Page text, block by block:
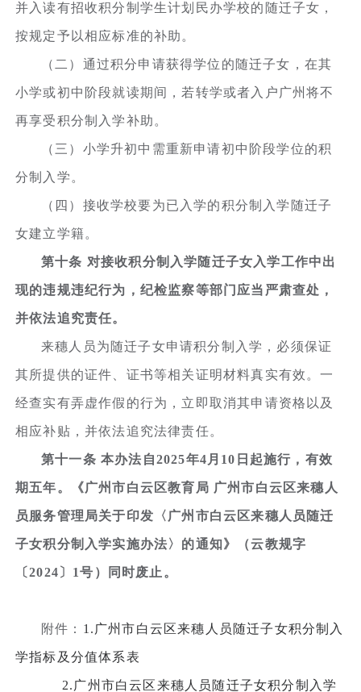
并入读有招收积分制学生计划民办学校的随迁子女，
按规定予以相应标准的补助。
（二）通过积分申请获得学位的随迁子女，在其
小学或初中阶段就读期间，若转学或者入户广州将不
再享受积分制入学补助。
（三）小学升初中需重新申请初中阶段学位的积
分制入学。
（四）接收学校要为已入学的积分制入学随迁子
女建立学籍。
第十条 对接收积分制入学随迁子女入学工作中出
现的违规违纪行为，纪检监察等部门应当严肃查处，
并依法追究责任。
来穗人员为随迁子女申请积分制入学，必须保证
其所提供的证件、证书等相关证明材料真实有效。一
经查实有弄虚作假的行为，立即取消其申请资格以及
相应补贴，并依法追究法律责任。
第十一条 本办法自2025年4月10日起施行，有效
期五年。《广州市白云区教育局 广州市白云区来穗人
员服务管理局关于印发〈广州市白云区来穗人员随迁
子女积分制入学实施办法〉的通知》（云教规字
〔2024〕1号）同时废止。
附件： 1.广州市白云区来穗人员随迁子女积分制入
学指标及分值体系表
2.广州市白云区来穗人员随迁子女积分制入学